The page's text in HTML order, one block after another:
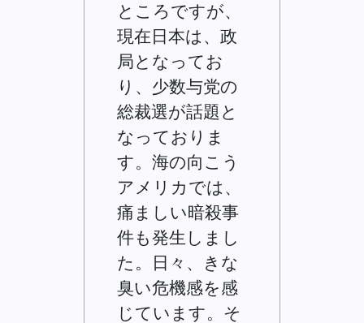
ところですが、
現在日本は、政
局となってお
り、少数与党の
総裁選が話題と
なっておりま
す。海の向こう
アメリカでは、
痛ましい暗殺事
件も発生しまし
た。日々、きな
臭い危機感を感
じています。そ